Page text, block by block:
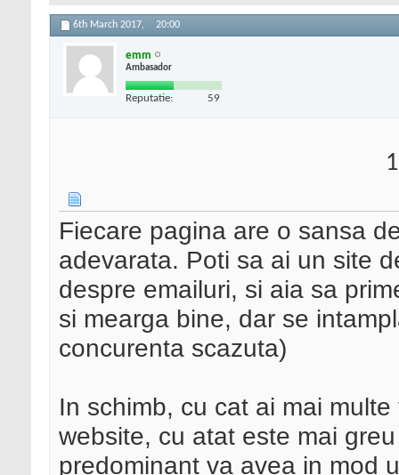
6th March 2017, 20:00
emm
Ambasador
Reputatie: 59
Fiecare pagina are o sansa
adevarata. Poti sa ai un site
despre emailuri, si aia sa
si mearga bine, dar se
concurenta scazuta)
In schimb, cu cat ai mai
website, cu atat este mai
predominant va avea in mod